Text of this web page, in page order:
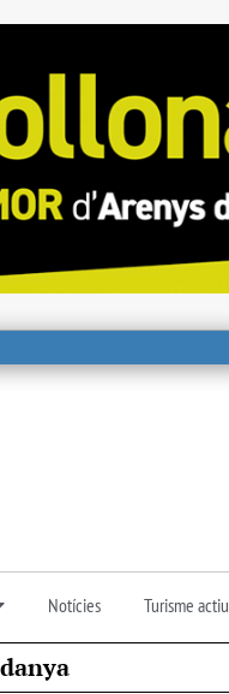
Notícies Turisme actiu